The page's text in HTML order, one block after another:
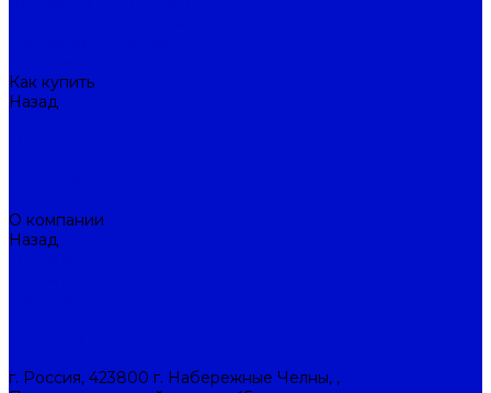
Как купить
Назад
О компании
Назад
г. Россия, 423800 г. Набережные Челны, ,